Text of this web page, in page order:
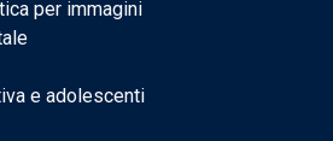
per immagini
e adolescenti